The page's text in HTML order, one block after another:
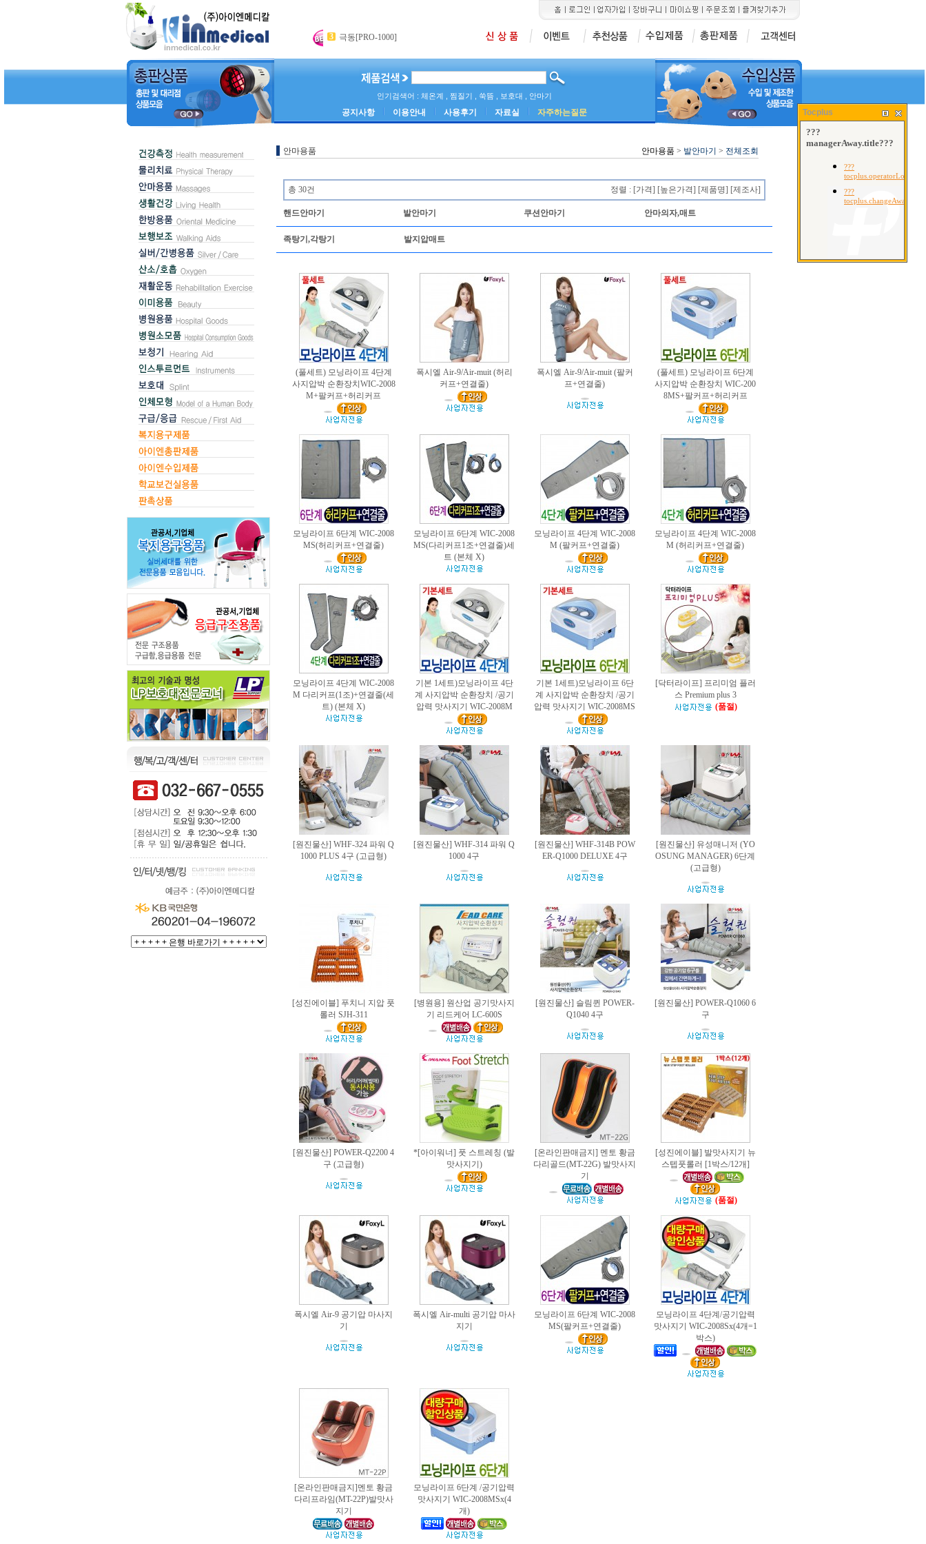
4 메쉬네블라이져[PY-001] 카미석션기[ASK-30] 산소포화도측정기[MD300C1]
7 산케이 메타혈압계 오랄픽[구강세척기 SD-101]
3 극동[PRO-1000]
인기검색어 : 체온계 , 찜질기 , 쑥뜸 , 보호대 , 안마기
공지사항 이용안내 사용후기 자료실 자주하는질문
안마용품 안마용품 > 발안마기 > 전체조회
총 30건 정렬 : [가격] [높은가격] [제품명] [제조사]
핸드안마기 발안마기 쿠션안마기 안마의자,매트
족탕기,각탕기 발지압매트
(풀세트) 모닝라이프 4단계
사지압박 순환장치WIC-2008
M+팔커프+허리커프
폭시엘 Air-9/Air-muit (허리
커프+연결줄)
폭시엘 Air-9/Air-muit (팔커
프+연결줄)
(풀세트) 모닝라이프 6단계
사지압박 순환장치 WIC-200
8MS+팔커프+허리커프
모닝라이프 6단계 WIC-2008
MS(허리커프+연결줄)
모닝라이프 6단계 WIC-2008
MS(다리커프1조+연결줄)세
트 (본체 X)
모닝라이프 4단계 WIC-2008
M (팔커프+연결줄)
모닝라이프 4단계 WIC-2008
M (허리커프+연결줄)
모닝라이프 4단계 WIC-2008
M 다리커프(1조)+연결줄(세
트) (본체 X)
기본 1세트)모닝라이프 4단
계 사지압박 순환장치 /공기
압력 맛사지기 WIC-2008M
기본 1세트)모닝라이프 6단
계 사지압박 순환장치 /공기
압력 맛사지기 WIC-2008MS
[닥터라이프] 프리미엄 플러
스 Premium plus 3
(품절)
[원진물산] WHF-324 파워 Q
1000 PLUS 4구 (고급형)
[원진물산] WHF-314 파워 Q
1000 4구
[원진물산] WHF-314B POW
ER-Q1000 DELUXE 4구
[원진물산] 유성매니저 (YO
OSUNG MANAGER) 6단계
(고급형)
[성진에이블] 푸치니 지압 풋
롤러 SJH-311
[병원용] 원산업 공기맛사지
기 리드케어 LC-600S
[원진물산] 슬림퀸 POWER-
Q1040 4구
[원진물산] POWER-Q1060 6
구
[원진물산] POWER-Q2200 4
구 (고급형)
*[아이워너] 풋 스트레칭 (발
맛사지기)
[온라인판매금지] 멘토 황금
다리골드(MT-22G) 발맛사지
기
[성진에이블] 발맛사지기 뉴
스텝풋롤러 [1박스/12개]
(품절)
폭시엘 Air-9 공기압 마사지
기
폭시엘 Air-multi 공기압 마사
지기
모닝라이프 6단계 WIC-2008
MS(팔커프+연결줄)
모닝라이프 4단계/공기압력
맛사지기 WIC-2008Sx(4개=1
박스)
[온라인판매금지]멘토 황금
다리프라임(MT-22P)발맛사
지기
모닝라이프 6단계 /공기압력
맛사지기 WIC-2008MSx(4
개)
Tocplus